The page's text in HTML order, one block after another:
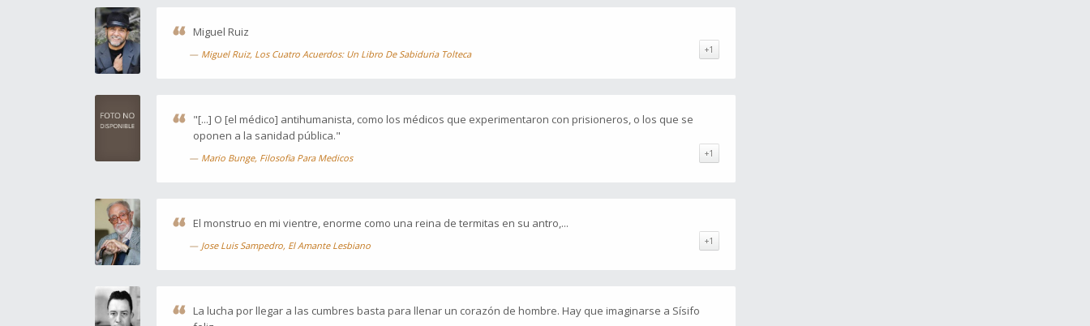
Miguel Ruiz
Miguel Ruiz, Los Cuatro Acuerdos: Un Libro De Sabiduria Tolteca +1
"[...] O [el médico] antihumanista, como los médicos que experimentaron con prisioneros, o los que se
oponen a la sanidad pública."
Mario Bunge, Filosofia Para Medicos +1
El monstruo en mi vientre, enorme como una reina de termitas en su antro,...
Jose Luis Sampedro, El Amante Lesbiano +1
La lucha por llegar a las cumbres basta para llenar un corazón de hombre. Hay que imaginarse a Sísifo